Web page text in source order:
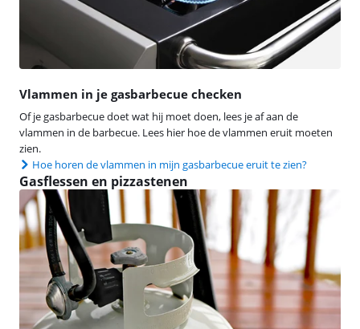
Vlammen in je gasbarbecue checken
Of je gasbarbecue doet wat hij moet doen, lees je af aan de
vlammen in de barbecue. Lees hier hoe de vlammen eruit moeten
zien.
Hoe horen de vlammen in mijn gasbarbecue eruit te zien?
Gasflessen en pizzastenen